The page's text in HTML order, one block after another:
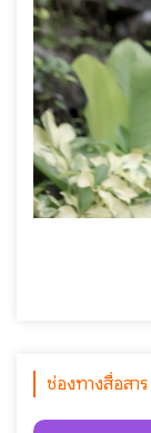
ช่องทางสื่อสาร